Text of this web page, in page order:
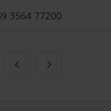
3564 77200